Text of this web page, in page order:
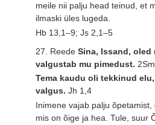
meile nii palju head teinud, et
ilmaski üles lugeda.
Hb 13,1–9; Js 2,1–5
27. ReedeSina, Issand, oled
valgustab mu pimedust.
Tema kaudu oli tekkinud
valgus.Jh 1,4
Inimene vajab palju
mis on õige ja hea. Tule, suur